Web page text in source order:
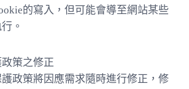
的寫入，但可能會導至網站某些
。
策之修正
政策將因應需求隨時進行修正，修